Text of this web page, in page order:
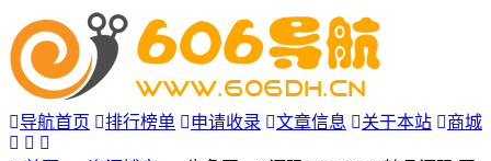
导航首页 排行榜单 申请收录 文章信息 关于本站 商城